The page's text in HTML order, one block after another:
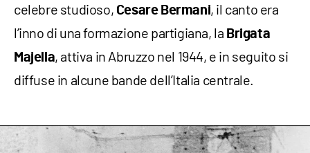
celebre studioso, Cesare Bermani, il canto era
l’inno di una formazione partigiana, la Brigata
Majella, attiva in Abruzzo nel 1944, e in seguito si
diffuse in alcune bande dell’Italia centrale.